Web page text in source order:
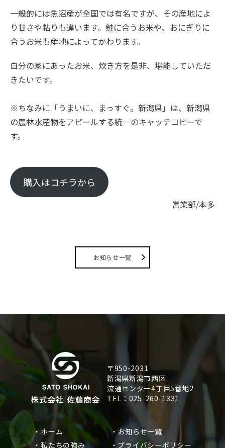
一般的には魚沼産が全国では有名ですが、その産地によ
り甘さや粘りも違います。鮭に合うお米や、おにぎりに
合うお米も産地によってかわります。
自分の家にあったお米、炊き方を是非、堪能していただ
きたいです。
※ちなみに「うまいに、まっすぐ。新潟県」は、新潟県
の農林水産物をアピールする統一のキャッチコピーで
す。
購入はコチラから
営業部/本多
お知らせ一覧
〒950-2031
新潟県新潟市西区
流通センター4丁目5番地2
TEL：025-260-1331
・ホーム
・私たちの強み
・お知らせ一覧
・プライバシーポリシー